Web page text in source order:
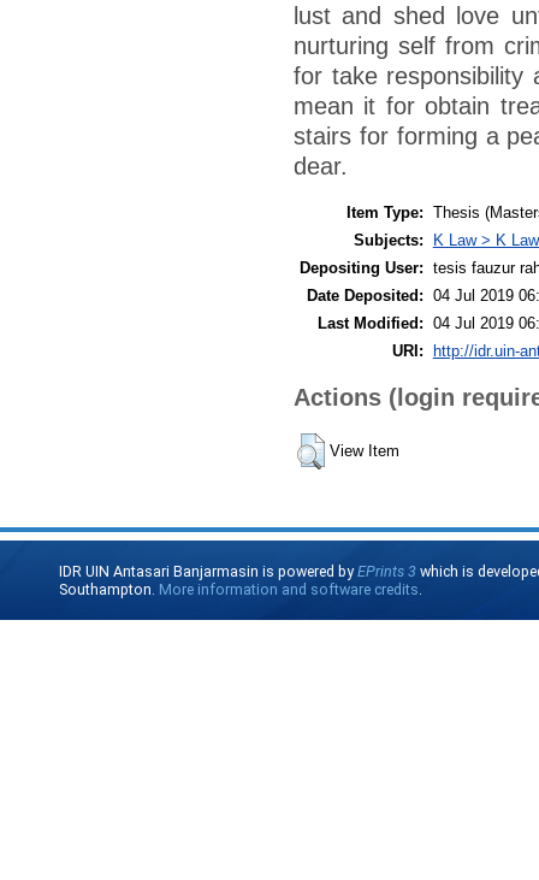
lust and shed love
nurturing self from
for take responsibility
mean it for obtain
stairs for forming a
dear.
Item Type: Thesis
Subjects:
K Law > K
Depositing User: tesis fauzur
Date Deposited: 04 Jul 2019
Last Modified: 04 Jul 2019
URI: http://idr.uin-
Actions (login
View Item
IDR UIN Antasari Banjarmasin is powered byEPrints 3 which is
Southampton. More information and software credits.